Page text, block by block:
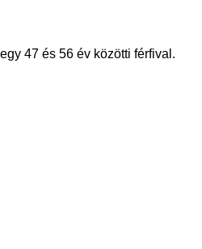
47 és 56 év közötti férfival.